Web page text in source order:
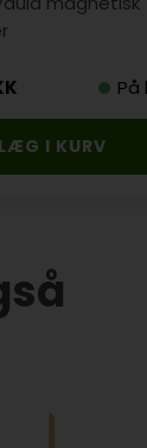
På